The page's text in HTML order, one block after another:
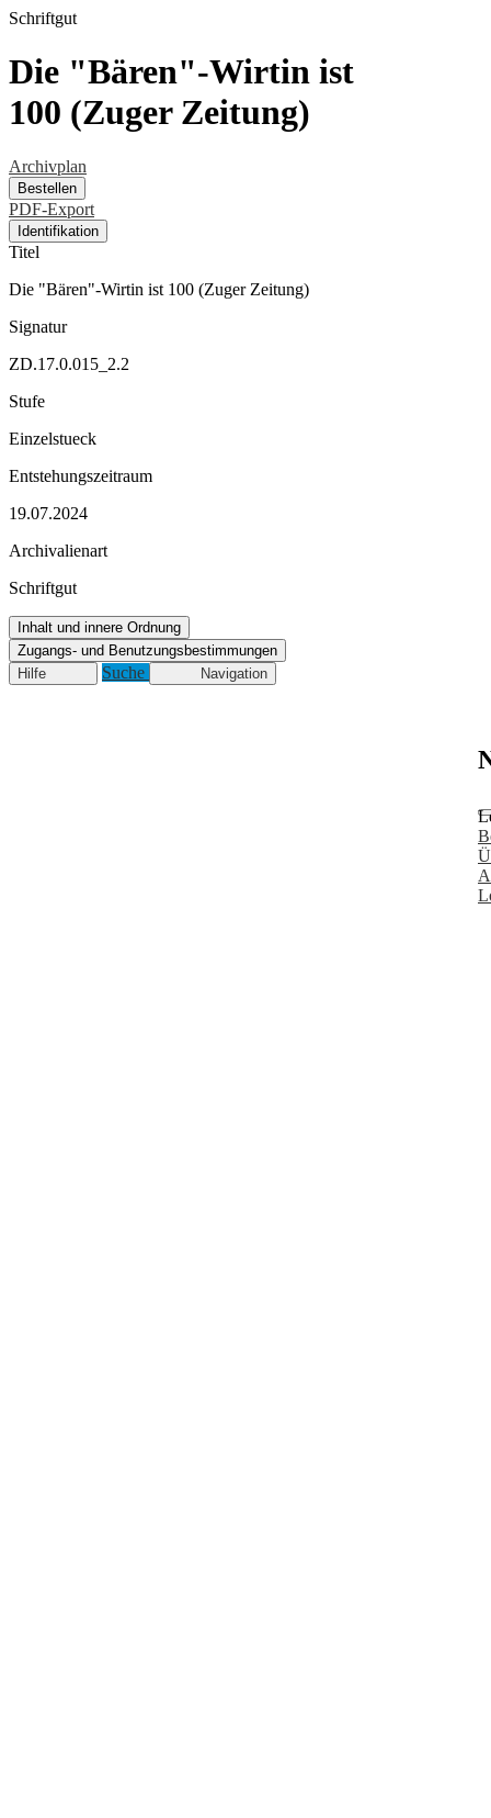
Schriftgut
Die "Bären"-Wirtin ist
100 (Zuger Zeitung)
Archivplan
Bestellen
PDF-Export
Identifikation
Titel
Die "Bären"-Wirtin ist 100 (Zuger Zeitung)
Signatur
ZD.17.0.015_2.2
Stufe
Einzelstueck
Entstehungszeitraum
19.07.2024
Archivalienart
Schriftgut
Inhalt und innere Ordnung
Zugangs- und Benutzungsbestimmungen
Hilfe
Suche Navigation